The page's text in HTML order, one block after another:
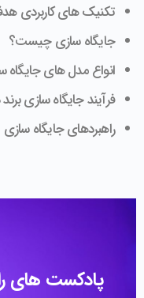
تکنیک های کاربردی
جایگاه سازی چیست؟
انواع مدل های جایگاه
فرآیند جایگاه سازی برند
راهبردهای جایگاه سازی
پادکست های